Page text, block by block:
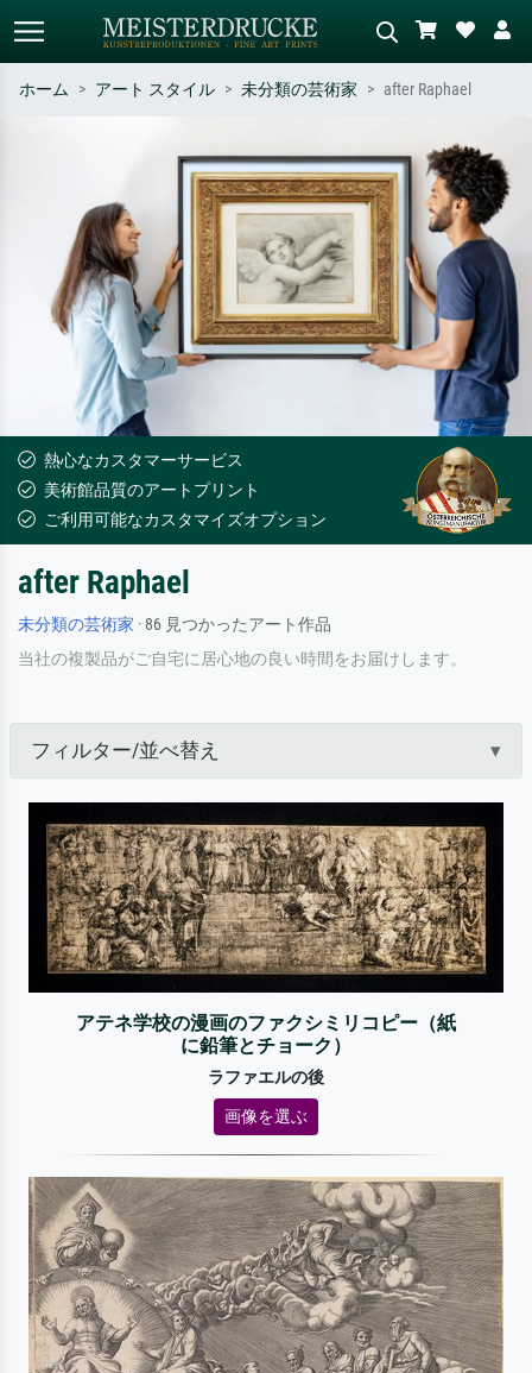
作家名・作品名・スタイルで検索
– 例：モネ、星月夜、印象派、北
斎の波、ヌード。
シーンを説明してください – 例：
緑の草原、赤の多い抽象画、暗い
油絵、木のそばの立ち姿のヌー
ド。
ホーム アート スタイル 未分類の芸術家 after Raphael
熱心なカスタマーサービス
美術館品質のアートプリント
ご利用可能なカスタマイズオプション
after Raphael
未分類の芸術家 · 86 見つかったアート作品
当社の複製品がご自宅に居心地の良い時間をお届けします。
フィルター/並べ替え
アテネ学校の漫画のファクシミリコピー（紙
に鉛筆とチョーク）
ラファエルの後
画像を選ぶ